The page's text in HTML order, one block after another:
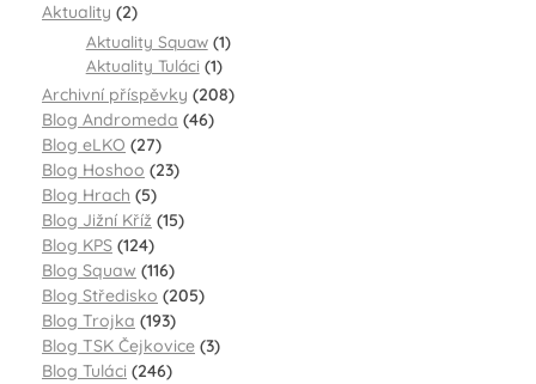
Aktuality (2)
Aktuality Squaw(1)
Aktuality Tuláci (1)
Archivní příspěvky (208)
Blog Andromeda (46)
Blog eLKO (27)
Blog Hoshoo (23)
Blog Hrach (5)
Blog Jižní Kříž (15)
Blog KPS (124)
Blog Squaw (116)
Blog Středisko (205)
Blog Trojka (193)
Blog TSK Čejkovice (3)
Blog Tuláci (246)